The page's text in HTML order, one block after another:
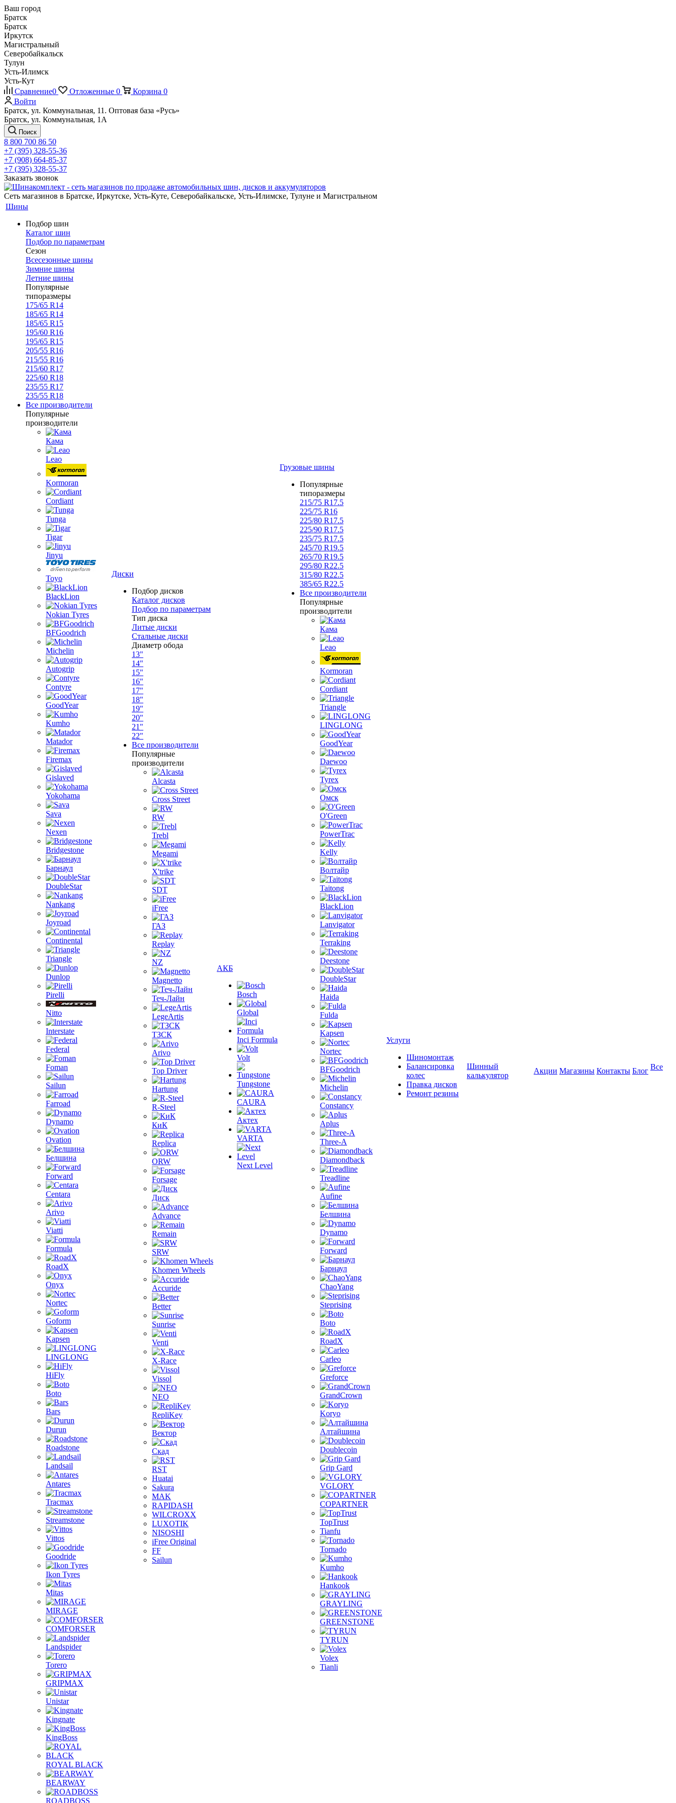
Ваш город
Братск
Братск
Иркутск
Магистральный
Северобайкальск
Тулун
Усть-Илимск
Усть-Кут
Сравнение0 Отложенные 0 Корзина 0
Войти
Братск, ул. Коммунальная, 11. Оптовая база «Русь»
Братск, ул. Коммунальная, 1А
Поиск
8 800 700 86 50
+7 (395) 328-55-36
+7 (908) 664-85-37
+7 (395) 328-55-37
Заказать звонок
Сеть магазинов в Братске, Иркутске, Усть-Куте, Северобайкальске, Усть-Илимске, Тулуне и Магистральном
Шины
Подбор шин
Каталог шин
Подбор по параметрам
Сезон
Всесезонные шины
Зимние шины
Летние шины
Популярные
типоразмеры
175/65 R14
185/65 R14
185/65 R15
195/60 R16
195/65 R15
205/55 R16
215/55 R16
215/60 R17
225/60 R18
235/55 R17
235/55 R18
Все производители
Популярные
производители
Кама
Leao
Kormoran
Cordiant
Tunga
Tigar
Jinyu
Toyo
BlackLion
Nokian Tyres
BFGoodrich
Michelin
Autogrip
Contyre
GoodYear
Kumho
Matador
Firemax
Gislaved
Yokohama
Sava
Nexen
Bridgestone
Барнаул
DoubleStar
Nankang
Joyroad
Continental
Triangle
Dunlop
Pirelli
Nitto
Interstate
Federal
Foman
Sailun
Farroad
Dynamo
Ovation
Белшина
Forward
Centara
Arivo
Viatti
Formula
RoadX
Onyx
Nortec
Goform
Kapsen
LINGLONG
HiFly
Boto
Bars
Durun
Roadstone
Landsail
Antares
Tracmax
Streamstone
Vittos
Goodride
Ikon Tyres
Mitas
MIRAGE
COMFORSER
Landspider
Torero
GRIPMAX
Unistar
Kingnate
KingBoss
ROYAL BLACK
BEARWAY
ROADBOSS
Диски
Подбор дисков
Каталог дисков
Подбор по параметрам
Тип диска
Литые диски
Стальные диски
Диаметр обода
13"
14"
15"
16"
17"
18"
19"
20"
21"
22"
Все производители
Популярные
производители
Alcasta
Cross Street
RW
Trebl
Megami
X'trike
SDT
iFree
ГАЗ
Replay
NZ
Magnetto
Теч-Лайн
LegeArtis
ТЗСК
Arivo
Top Driver
Hartung
R-Steel
КиК
Replica
ORW
Forsage
Диск
Advance
Remain
SRW
Khomen Wheels
Accuride
Better
Sunrise
Venti
X-Race
Vissol
NEO
RepliKey
Вектор
Скад
RST
Huatai
Sakura
MAK
RAPIDASH
WILCROXX
LUXOTIK
NISOSHI
iFree Original
FF
Sailun
АКБ
Bosch
Global
Inci Formula
Volt
Tungstone
CAURA
Актех
VARTA
Next Level
Грузовые шины
Популярные
типоразмеры
215/75 R17.5
225/75 R16
225/80 R17.5
225/90 R17.5
235/75 R17.5
245/70 R19.5
265/70 R19.5
295/80 R22.5
315/80 R22.5
385/65 R22.5
Все производители
Популярные
производители
Кама
Leao
Kormoran
Cordiant
Triangle
LINGLONG
GoodYear
Daewoo
Tyrex
Омск
O'Green
PowerTrac
Kelly
Волтайр
Taitong
BlackLion
Lanvigator
Terraking
Deestone
DoubleStar
Haida
Fulda
Kapsen
Nortec
BFGoodrich
Michelin
Constancy
Aplus
Three-A
Diamondback
Treadline
Aufine
Белшина
Dynamo
Forward
Барнаул
ChaoYang
Steprising
Boto
RoadX
Carleo
Greforce
GrandCrown
Koryo
Алтайшина
Doublecoin
Grip Gard
VGLORY
COPARTNER
TopTrust
Tianfu
Tornado
Kumho
Hankook
GRAYLING
GREENSTONE
TYRUN
Volex
Tianli
Услуги
Шиномонтаж
Балансировка
колес
Правка дисков
Ремонт резины
Шинный
калькулятор
Акции Магазины Контакты Блог Все